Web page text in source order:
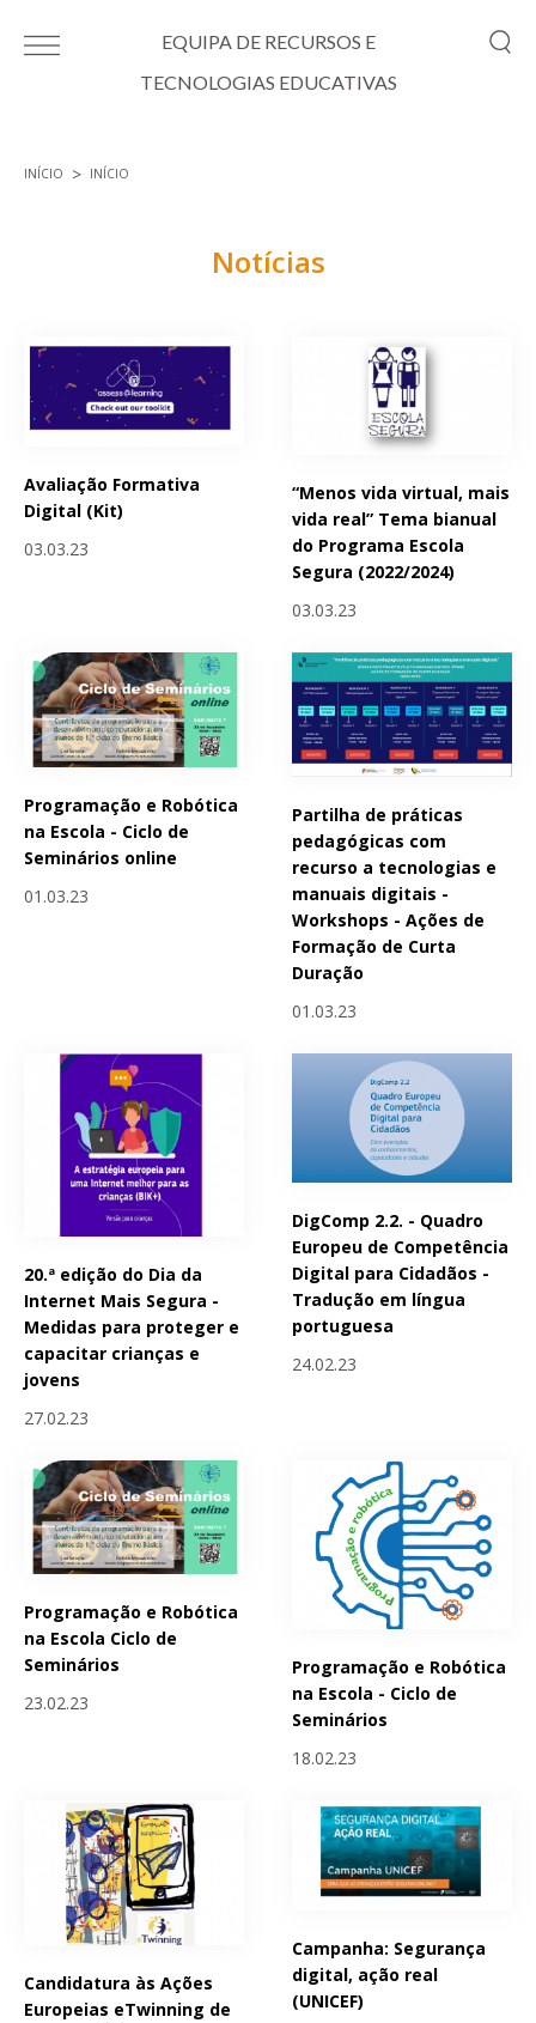
EQUIPA DE RECURSOS E
TECNOLOGIAS EDUCATIVAS
INÍCIO INÍCIO
Notícias
Avaliação Formativa
Digital (Kit)
03.03.23
“Menos vida virtual, mais
vida real” Tema bianual
do Programa Escola
Segura (2022/2024)
03.03.23
Programação e Robótica
na Escola - Ciclo de
Seminários online
01.03.23
Partilha de práticas
pedagógicas com
recurso a tecnologias e
manuais digitais -
Workshops - Ações de
Formação de Curta
Duração
01.03.23
20.ª edição do Dia da
Internet Mais Segura -
Medidas para proteger e
capacitar crianças e
jovens
27.02.23
DigComp 2.2. - Quadro
Europeu de Competência
Digital para Cidadãos -
Tradução em língua
portuguesa
24.02.23
Programação e Robótica
na Escola Ciclo de
Seminários
23.02.23
Programação e Robótica
na Escola - Ciclo de
Seminários
18.02.23
Candidatura às Ações
Europeias eTwinning de
Campanha: Segurança
digital, ação real
(UNICEF)
Páginas